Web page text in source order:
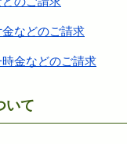
などのご請求
金などのご請求
いて